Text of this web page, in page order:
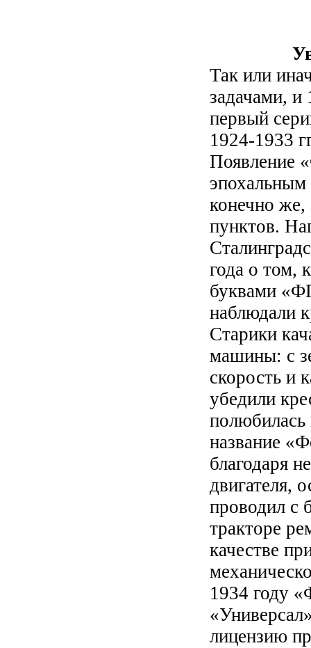
Так или
задачами, и
первый
1924-1933
Появление
конечно же,
пунктов.
года о том,
буквами
наблюдали
Старики
машины: с
скорость и
убедили
полюбилась
название
благодаря
двигателя,
проводил с
тракторе
качестве
1934 году
лицензию